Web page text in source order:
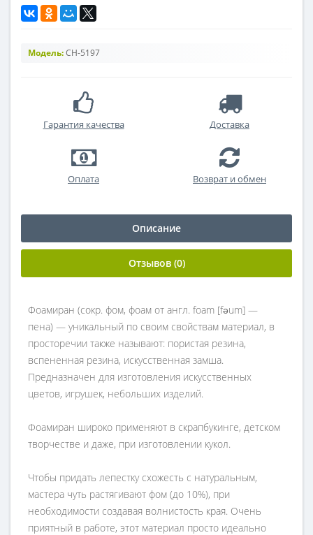
Модель:CH-5197
Гарантия качества Доставка
Оплата Возврат и обмен
Описание
Отзывов (0)
Фоамиран (сокр. фом, фоам от англ. foam [fəum] —
пена) — уникальный по своим свойствам материал, в
просторечии также называют: пористая резина,
вспененная резина, искусственная замша.
Предназначен для изготовления искусственных
цветов, игрушек, небольших изделий.
Фоамиран широко применяют в скрапбукинге, детском
творчестве и даже, при изготовлении кукол.
Чтобы придать лепестку схожесть с натуральным,
мастера чуть растягивают фом (до 10%), при
необходимости создавая волнистость края. Очень
приятный в работе, этот материал просто идеально